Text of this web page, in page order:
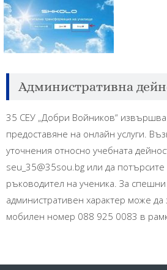
Административна
35 СЕУ „Добри Войников“ извършва
предоставяне на онлайн услуги.
уточнения относно учебната
seu_35@35sou.bg или да потърсите
ръководител на ученика. За
административен характер може
мобилен номер 088 925 0083 в